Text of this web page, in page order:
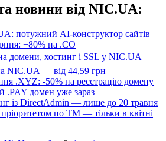
новини від NIC.UA:
потужний AI-конструктор сайтів
−80% на .CO
домени, хостинг і SSL у NIC.UA
NIC.UA — від 44,59 грн
.XYZ: -50% на реєстрацію домену
.PAY домен уже зараз
із DirectAdmin — лише до 20 травня
по ТМ — тільки в квітні